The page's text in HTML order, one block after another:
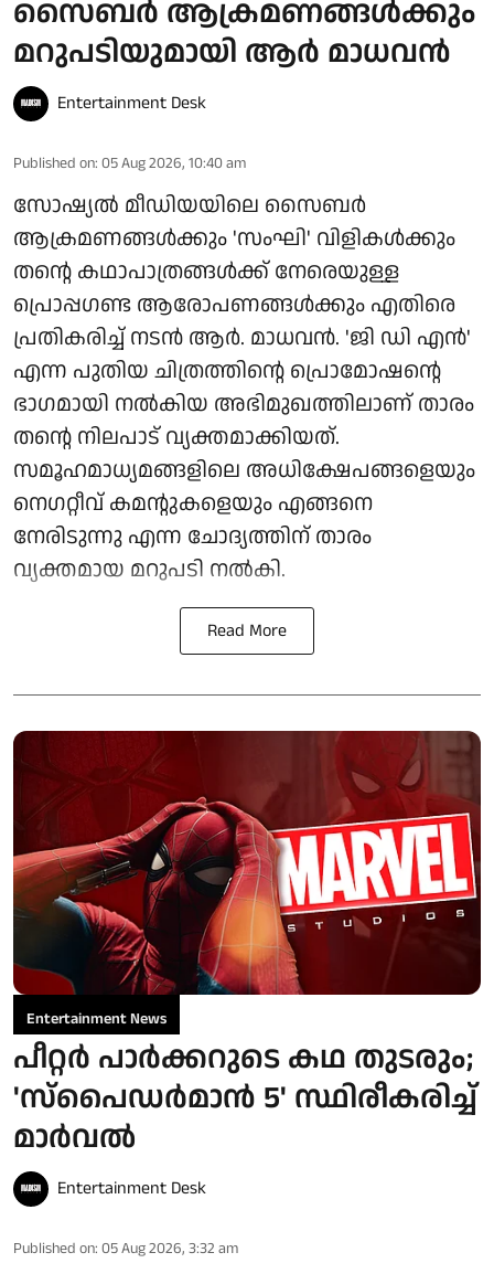
സൈബർ ആക്രമണങ്ങൾക്കും
മറുപടിയുമായി ആർ മാധവൻ
Entertainment Desk
Published on: 05 Aug 2026, 10:40 am
സോഷ്യൽ മീഡിയയിലെ സൈബർ
ആക്രമണങ്ങൾക്കും 'സംഘി' വിളികൾക്കും
തന്റെ കഥാപാത്രങ്ങൾക്ക് നേരെയുള്ള
പ്രൊപ്പഗണ്ട ആരോപണങ്ങൾക്കും എതിരെ
പ്രതികരിച്ച് നടൻ ആർ. മാധവൻ. 'ജി ഡി എൻ'
എന്ന പുതിയ ചിത്രത്തിന്റെ പ്രൊമോഷന്റെ
ഭാഗമായി നൽകിയ അഭിമുഖത്തിലാണ് താരം
തന്റെ നിലപാട് വ്യക്തമാക്കിയത്.
സമൂഹമാധ്യമങ്ങളിലെ അധിക്ഷേപങ്ങളെയും
നെഗറ്റീവ് കമന്റുകളെയും എങ്ങനെ
നേരിടുന്നു എന്ന ചോദ്യത്തിന് താരം
വ്യക്തമായ മറുപടി നൽകി.
Read More
Entertainment News
പീറ്റർ പാർക്കറുടെ കഥ തുടരും;
'സ്‌പൈഡർമാൻ 5' സ്ഥിരീകരിച്ച്
മാർവൽ
Entertainment Desk
Published on: 05 Aug 2026, 3:32 am